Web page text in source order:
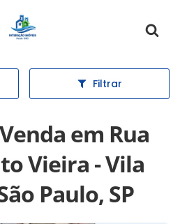
Página inicial
Filtrar
em Rua
Vieira - Vila
Paulo, SP